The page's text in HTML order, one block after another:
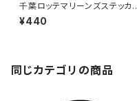
千葉ロッテマリーンズステッカ
7
¥440
同じカテゴリの商品